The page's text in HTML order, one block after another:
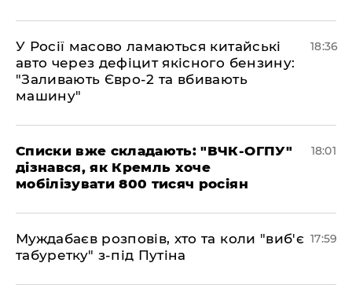
У Росії масово ламаються китайські
авто через дефіцит якісного бензину:
"Заливають Євро-2 та вбивають
машину"
18:36
Списки вже складають: "ВЧК-ОГПУ"
дізнався, як Кремль хоче
мобілізувати 800 тисяч росіян
18:01
Муждабаєв розповів, хто та коли "виб'є
табуретку" з-під Путіна
17:59